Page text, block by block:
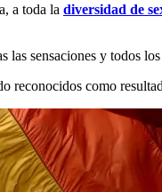
a toda la diversidad de
sensaciones y todos
reconocidos como